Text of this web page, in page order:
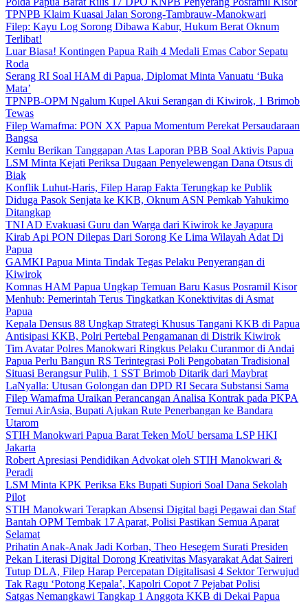
TPNPB Klaim Kuasai Jalan Sorong-Tambrauw-Manokwari
Filep: Kayu Log Sorong Dibawa Kabur, Hukum Berat Oknum
Terlibat!
Luar Biasa! Kontingen Papua Raih 4 Medali Emas Cabor Sepatu
Roda
Serang RI Soal HAM di Papua, Diplomat Minta Vanuatu ‘Buka
Mata’
TPNPB-OPM Ngalum Kupel Akui Serangan di Kiwirok, 1 Brimob
Tewas
Filep Wamafma: PON XX Papua Momentum Perekat Persaudaraan
Bangsa
Kemlu Berikan Tanggapan Atas Laporan PBB Soal Aktivis Papua
LSM Minta Kejati Periksa Dugaan Penyelewengan Dana Otsus di
Biak
Konflik Luhut-Haris, Filep Harap Fakta Terungkap ke Publik
Diduga Pasok Senjata ke KKB, Oknum ASN Pemkab Yahukimo
Ditangkap
TNI AD Evakuasi Guru dan Warga dari Kiwirok ke Jayapura
Kirab Api PON Dilepas Dari Sorong Ke Lima Wilayah Adat Di
Papua
GAMKI Papua Minta Tindak Tegas Pelaku Penyerangan di
Kiwirok
Komnas HAM Papua Ungkap Temuan Baru Kasus Posramil Kisor
Menhub: Pemerintah Terus Tingkatkan Konektivitas di Asmat
Papua
Kepala Densus 88 Ungkap Strategi Khusus Tangani KKB di Papua
Antisipasi KKB, Polri Pertebal Pengamanan di Distrik Kiwirok
Tim Avatar Polres Manokwari Ringkus Pelaku Curanmor di Andai
Papua Perlu Bangun RS Terintegrasi Poli Pengobatan Tradisional
Situasi Berangsur Pulih, 1 SST Brimob Ditarik dari Maybrat
LaNyalla: Utusan Golongan dan DPD RI Secara Substansi Sama
Filep Wamafma Uraikan Perancangan Analisa Kontrak pada PKPA
Temui AirAsia, Bupati Ajukan Rute Penerbangan ke Bandara
Utarom
STIH Manokwari Papua Barat Teken MoU bersama LSP HKI
Jakarta
Robert Apresiasi Pendidikan Advokat oleh STIH Manokwari &
Peradi
LSM Minta KPK Periksa Eks Bupati Supiori Soal Dana Sekolah
Pilot
STIH Manokwari Terapkan Absensi Digital bagi Pegawai dan Staf
Bantah OPM Tembak 17 Aparat, Polisi Pastikan Semua Aparat
Selamat
Prihatin Anak-Anak Jadi Korban, Theo Hesegem Surati Presiden
Pekan Literasi Digital Dorong Kreativitas Masyarakat Adat Saireri
Tutup DLA, Filep Harap Percepatan Digitalisasi 4 Sektor Terwujud
Tak Ragu ‘Potong Kepala’, Kapolri Copot 7 Pejabat Polisi
Satgas Nemangkawi Tangkap 1 Anggota KKB di Dekai Papua